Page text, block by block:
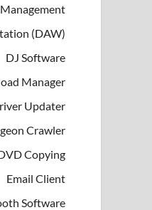
(DAW)
DJ Software
Manager
Updater
Crawler
Copying
Email Client
Software